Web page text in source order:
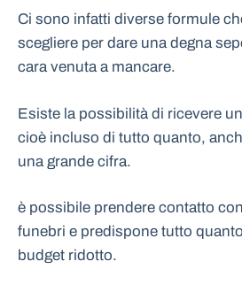
Ci sono infatti diverse formule
scegliere per dare una degna
cara venuta a mancare.
Esiste la possibilità di ricevere
cioè incluso di tutto quanto,
una grande cifra.
è possibile prendere contatto
funebri e predispone tutto
budget ridotto.